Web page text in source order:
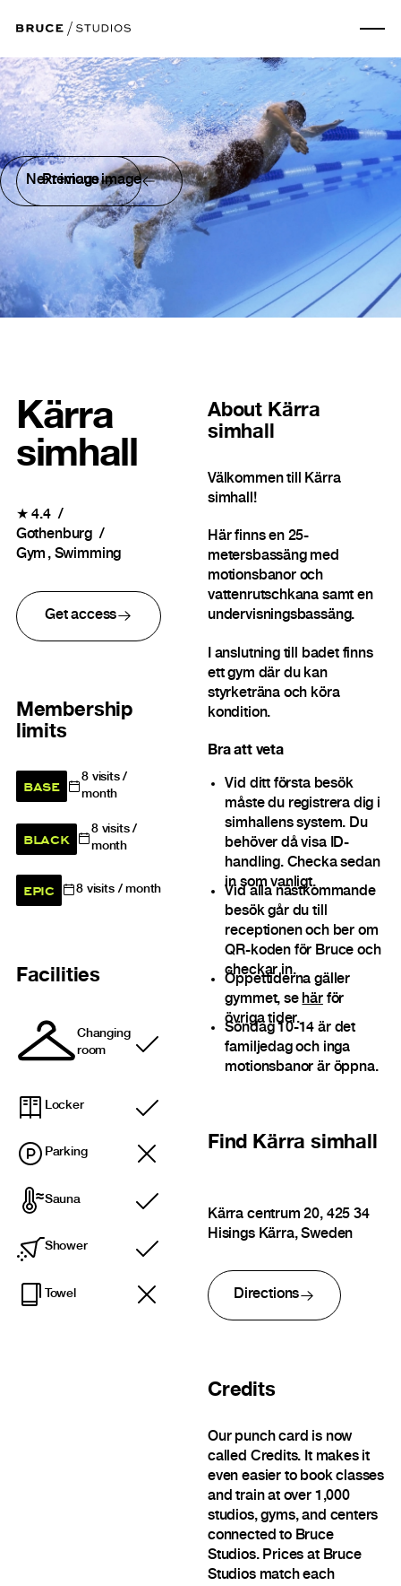
Previous image
Next image
Kärra
simhall
★4.4
Gothenburg
Gym
Swimming
Get access
Membership
limits
BASE 8visits /
month
BLACK 8visits /
month
EPIC 8visits / month
Facilities
Changing
room
Included
Locker
Included
Parking
Sauna
Included
Shower
Included
Towel
About Kärra
simhall
Välkommen till Kärra
simhall!
Här finns en 25-
metersbassäng med
motionsbanor och
vattenrutschkana samt en
undervisningsbassäng.
I anslutning till badet finns
ett gym där du kan
styrketräna och köra
kondition.
Bra att veta
Vid ditt första besök
måste du registrera dig i
simhallens system. Du
behöver då visa ID-
handling. Checka sedan
in som vanligt.
Vid alla nästkommande
besök går du till
receptionen och ber om
QR-koden för Bruce och
checkar in.
Öppettiderna gäller
gymmet, se härför
övriga tider.
Söndag 10-14 är det
familjedag och inga
motionsbanor är öppna.
Find Kärra simhall
Kärra centrum 20, 425 34
Hisings Kärra, Sweden
Directions
Credits
Our punch card is now
called Credits. It makes it
even easier to book classes
and train at over 1,000
studios, gyms, and centers
connected to Bruce
Studios. Prices at Bruce
Studios match each